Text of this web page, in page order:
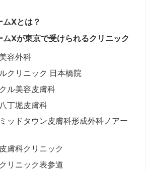
ムXとは？
ムXが東京で受けられるクリニック
容外科
クリニック 日本橋院
ル美容皮膚科
丁堀皮膚科
ドタウン皮膚科形成外科ノアー
膚科クリニック
リニック表参道